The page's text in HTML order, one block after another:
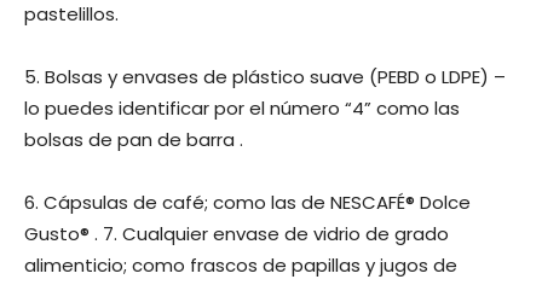
pastelillos.
5. Bolsas y envases de plástico suave (PEBD o LDPE) –
lo puedes identificar por el número “4” como las
bolsas de pan de barra .
6. Cápsulas de café; como las de NESCAFÉ® Dolce
Gusto® . 7. Cualquier envase de vidrio de grado
alimenticio; como frascos de papillas y jugos de